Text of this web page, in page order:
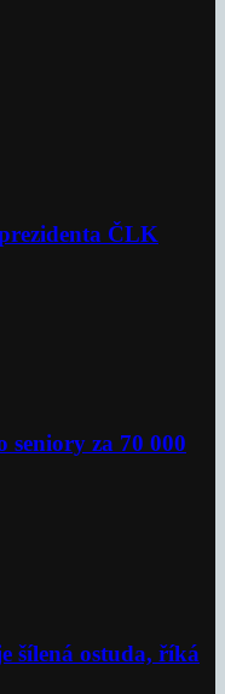
ČLK
za 70 000
šílená ostuda, říká